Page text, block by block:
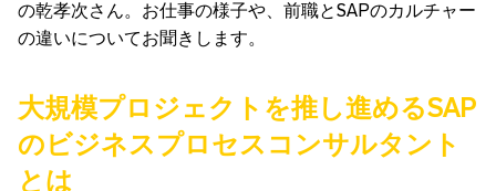
の乾孝次さん。お仕事の様子や、前職とSAPのカルチャー
の違いについてお聞きします。
大規模プロジェクトを推し進めるSAP
のビジネスプロセスコンサルタント
とは